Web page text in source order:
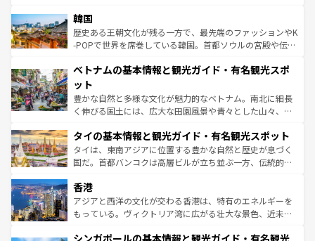
はコンテンツ一覧
いる。アクティビティも充実しており、サーフィンやダイ
ビング、ハイキングなど、アウトドア好きにはたまらな
い。オーストラリアの多彩な魅力を存分に味わいつくそ
参照してほしい。
ン）、静ひつな山岳地帯である台湾東部など、都市の喧騒
と山間の静けさが共存しており、訪れる人に新しい発見と
驚きをもたらしてくれる。また、奥深い台湾の食文化も魅
容にもいいと評判のスイーツなど、バラエティ豊かな料理
照してほしい。
韓国
歴史ある王朝文化が残る一方で、最先端のファッションやK
-POPで世界を席巻している韓国。首都ソウルの宮殿や伝統
き、地方に足を延ばせば四季折々の自然美を楽しむことが
できる。そして、キムチや焼肉、絶品のストリートフード
まで、さまざまな韓国料理が待っている。夜には、韓国な
らではのナイトライフも堪能できる。あたたかいホスピタ
わってみてほしい。 なお、新着の韓国情報はコンテンツ一
覧 を参照してほしい。
ベトナムの基本情報と観光ガイド・有名観光スポ
ット
豊かな自然と多様な文化が魅力的なベトナム。南北に細長
く伸びる国土には、広大な田園風景や青々とした山々、世
急速な発展と共に伝統が息づく。ハノイの古い町並みやホ
ーチミン市のフランス統治時代の建物も、独特の雰囲気を
醸し出している。また、バラエティの豊かさとおいしさで
とつ。フォーやバインミー、ベトナムコーヒーなどは、ぜ
ひ現地で味わいたい。どの地域を訪れてもあたたかい人々
が旅行者を迎えてくれるので、きっと忘れられない旅にな
参照してほしい。
タイの基本情報と観光ガイド・有名観光スポット
タイは、東南アジアに位置する豊かな自然と歴史が息づく
国だ。首都バンコクは高層ビルが立ち並ぶ一方、伝統的な
の活気が交差している。北部ではチェンマイなどの山岳地
帯で自然と触れ合い、南部ではプーケットやクラビの美し
いビーチでリゾート気分を楽しむことができる。タイ料理
激する。気候は一年中温暖で、どの季節にも異なる楽しみ
香港
アジアと西洋の文化が交わる香港は、特有のエネルギーを
もっている。ヴィクトリア湾に広がる壮大な景色、近未来
み、どこを訪れても感動するはず。観光スポットが密集し
シンガポールの基本情報と観光ガイド・有名観光